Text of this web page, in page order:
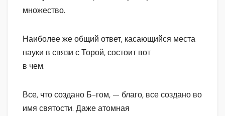
множество.
Наиболее же общий ответ, касающийся места
науки в связи с Торой, состоит вот
в чем.
Все, что создано Б-гом, — благо, все создано во
имя святости. Даже атомная